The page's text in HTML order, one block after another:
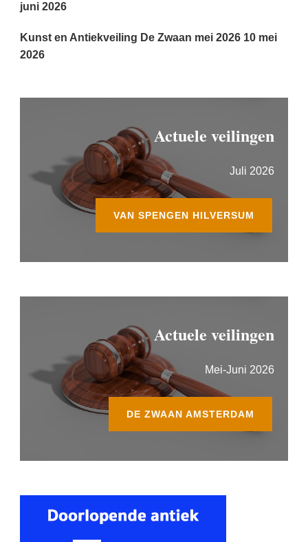
juni 2026
Kunst en Antiekveiling De Zwaan mei 2026 10 mei
2026
Actuele veilingen
Juli 2026
VAN SPENGEN HILVERSUM
Actuele veilingen
Mei-Juni 2026
DE ZWAAN AMSTERDAM